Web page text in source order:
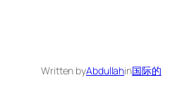
Written byAbdullahin国际的